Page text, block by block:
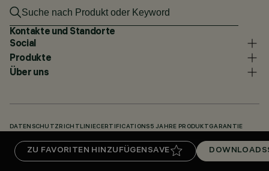
ZU FAVORITEN HINZUFÜGEN SAVE DOWNLOADS
Kontakte und Standorte
Social
Produkte
Über uns
DATENSCHUTZRICHTLINIECERTIFICATIONS 5 JAHRE PRODUKTGARANTIE
UNSERE CODES KNOWLEDGE BASE (LOGIN REQUIRED) DOWNLOADS